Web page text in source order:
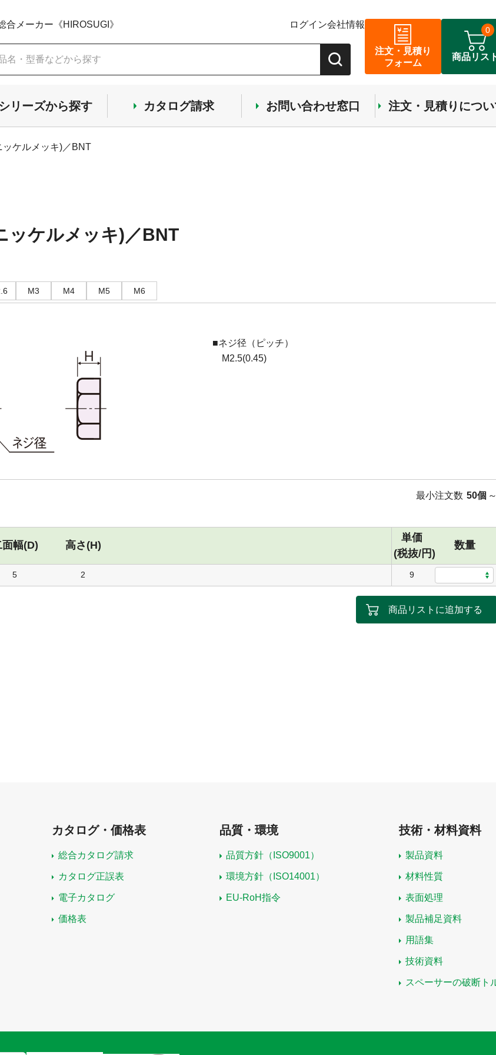
メーカー《HIROSUGI》 ログイン会社情報
注文・見積り
フォーム
商品リス
0
シリーズから探す カタログ請求 お問い合わせ窓口 注文・見積りにつ
ッケルメッキ)／BNT
ッケルメッキ)／BNT
M3 M4 M5 M6
■ネジ径（ピッチ）
M2.5(0.45)
最小注文数 50個
面幅(D) 高さ(H)
単価
(税抜/円)
数量
5 2 9
商品リストに追加する
カタログ・価格表
総合カタログ請求
カタログ正誤表
電子カタログ
価格表
品質・環境
品質方針（ISO9001）
環境方針（ISO14001）
EU-RoH指令
技術・材料資料
製品資料
材料性質
表面処理
製品補足資料
用語集
技術資料
スペーサーの破断ト